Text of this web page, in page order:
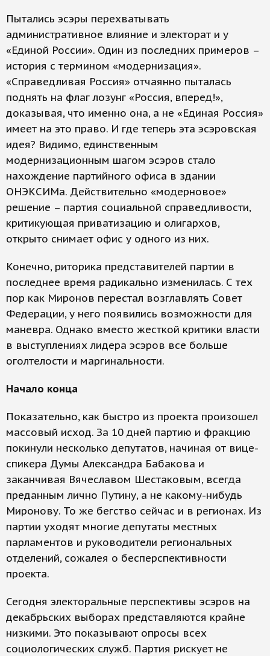
Пытались эсэры перехватывать
административное влияние и электорат и у
«Единой России». Один из последних примеров –
история с термином «модернизация».
«Справедливая Россия» отчаянно пыталась
поднять на флаг лозунг «Россия, вперед!»,
доказывая, что именно она, а не «Единая Россия»
имеет на это право. И где теперь эта эсэровская
идея? Видимо, единственным
модернизационным шагом эсэров стало
нахождение партийного офиса в здании
ОНЭКСИМа. Действительно «модерновое»
решение – партия социальной справедливости,
критикующая приватизацию и олигархов,
открыто снимает офис у одного из них.
Конечно, риторика представителей партии в
последнее время радикально изменилась. С тех
пор как Миронов перестал возглавлять Совет
Федерации, у него появились возможности для
маневра. Однако вместо жесткой критики власти
в выступлениях лидера эсэров все больше
оголтелости и маргинальности.
Начало конца
Показательно, как быстро из проекта произошел
массовый исход. За 10 дней партию и фракцию
покинули несколько депутатов, начиная от вице-
спикера Думы Александра Бабакова и
заканчивая Вячеславом Шестаковым, всегда
преданным лично Путину, а не какому-нибудь
Миронову. То же бегство сейчас и в регионах. Из
партии уходят многие депутаты местных
парламентов и руководители региональных
отделений, сожалея о бесперспективности
проекта.
Сегодня электоральные перспективы эсэров на
декабрьских выборах представляются крайне
низкими. Это показывают опросы всех
социологических служб. Партия рискует не